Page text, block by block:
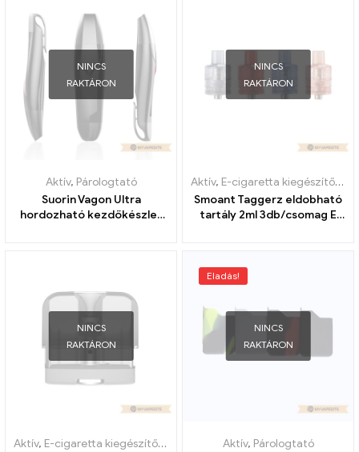
NINCS
RAKTÁRON
Aktív, Párologtató
Suorin Vagon Ultra
hordozható kezdőkészlet
NINCS
RAKTÁRON
Aktív, E-cigaretta kiegészítők ,
Smoant Taggerz eldobható
tartály 2ml 3db/csomag E
NINCS
RAKTÁRON
Aktív, E-cigaretta kiegészítők ,
Párologtató
Eladás!
NINCS
RAKTÁRON
Aktív, Párologtató